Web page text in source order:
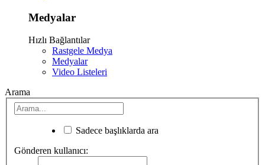
Medyalar
Hızlı Bağlantılar
Rastgele Medya
Medyalar
Video Listeleri
Arama
Sadece başlıklarda ara
Gönderen kullanıcı: